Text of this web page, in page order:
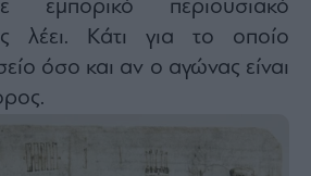
εμπορικό περιουσιακό
λέει. Κάτι για το οποίο
όσο και αν ο αγώνας είναι